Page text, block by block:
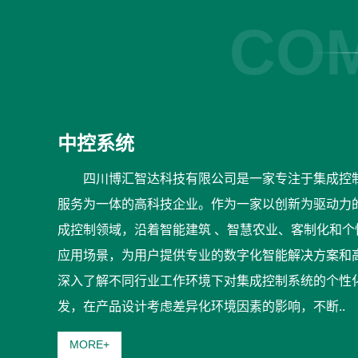
中控系统
四川博汇智达科技有限公司是一家专注于集成
服务为一体的高科技企业。作为一家以创新为驱动
成控制领域，沿着智能建筑 、智慧农业、客制化和
应用场景，为用户提供专业的数字化智能解决方案
深入了解不同行业工作环境下对集成控制系统的个
发，在产品设计考虑差异化环境因素的影响，不断..
MORE+